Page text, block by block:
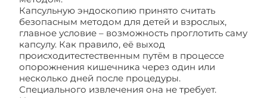
Капсульную эндоскопию принято считать
безопасным методом для детей и взрослых,
главное условие – возможность проглотить саму
капсулу. Как правило, её выход
происходитестественным путём в процессе
опорожнения кишечника через один или
несколько дней после процедуры.
Специального извлечения она не требует.